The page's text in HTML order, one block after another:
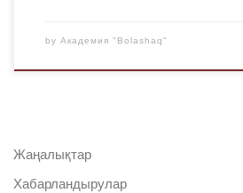
by Академия "Bolashaq"
Жаңалықтар
Хабарландырулар